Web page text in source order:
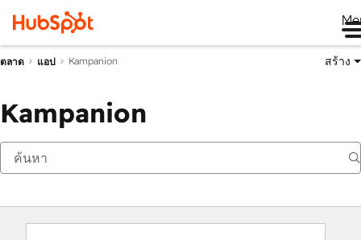
ตลาด แอป Kampanion สร้าง
Kampanion